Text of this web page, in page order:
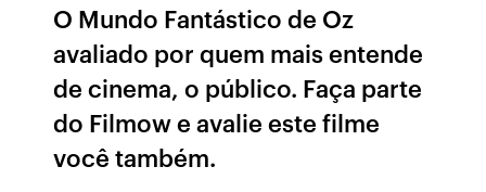
O Mundo Fantástico de Oz
avaliado por quem mais entende
de cinema, o público. Faça parte
do Filmow e avalie este filme
você também.